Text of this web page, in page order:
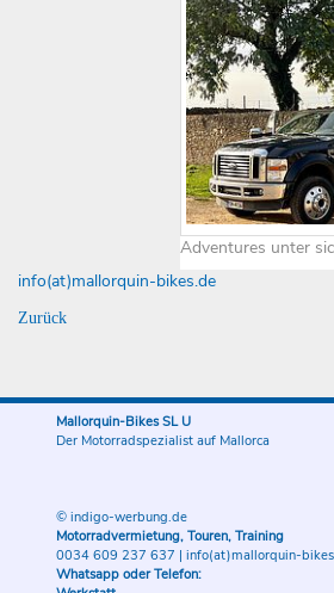
Adventures unter
info(at)mallorquin-bikes.de
Zurück
Mallorquin-Bikes SL U
Der Motorradspezialist auf Mallorca
© indigo-werbung.de
Motorradvermietung, Touren, Training
0034 609 237 637 | info(at)mallorquin-
Whatsapp oder Telefon: